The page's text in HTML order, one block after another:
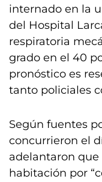
internado en la
del Hospital
respiratoria
grado en el 40
pronóstico es
tanto policiales
Según fuentes
concurrieron el
adelantaron que
habitación por